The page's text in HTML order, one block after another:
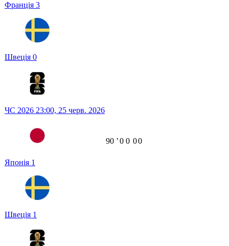
Франція 3
Швеція 0
ЧС 2026 23:00, 25 черв. 2026
Японія 1
Швеція 1
90 ʼ0 0 00